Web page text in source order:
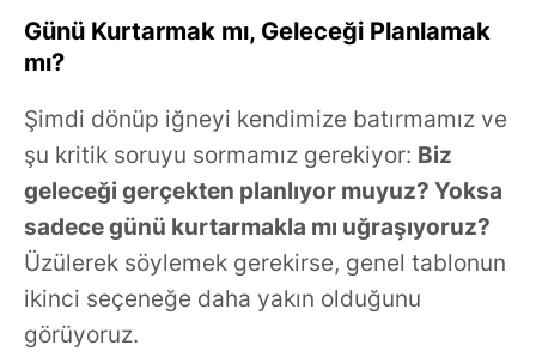
Günü Kurtarmak mı, Geleceği Planlamak
mı?
Şimdi dönüp iğneyi kendimize batırmamız ve
şu kritik soruyu sormamız gerekiyor: Biz
geleceği gerçekten planlıyor muyuz? Yoksa
sadece günü kurtarmakla mı uğraşıyoruz?
Üzülerek söylemek gerekirse, genel tablonun
ikinci seçeneğe daha yakın olduğunu
görüyoruz.